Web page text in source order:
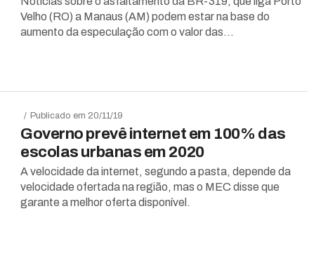
Velho (RO) a Manaus (AM) podem estar na base do
aumento da especulação com o valor das...
Publicado em 20/11/19
Governo prevê internet em 100% das
escolas urbanas em 2020
A velocidade da internet, segundo a pasta, depende da
velocidade ofertada na região, mas o MEC disse que
garante a melhor oferta disponível.